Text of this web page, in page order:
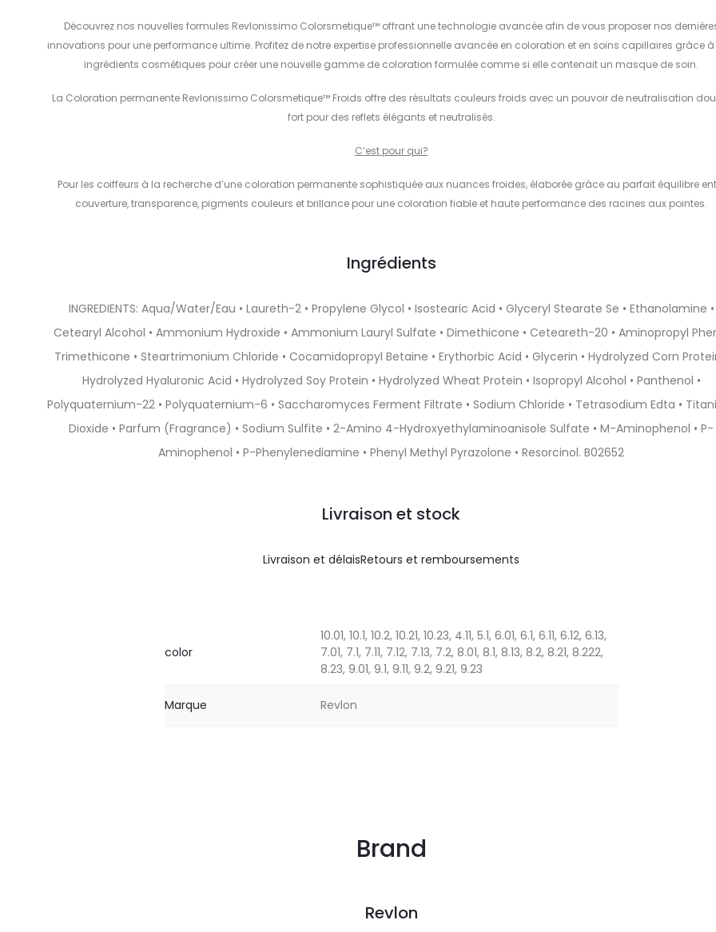
Découvrez nos nouvelles formules Revlonissimo Colorsmetique™ offrant une technologie avancée afin de vous proposer nos
innovations pour une performance ultime. Profitez de notre expertise professionnelle avancée en coloration et en soins capillaires grâce
ingrédients cosmétiques pour créer une nouvelle gamme de coloration formulée comme si elle contenait un masque de soin.
La Coloration permanente Revlonissimo Colorsmetique™ Froids offre des résultats couleurs froids avec un pouvoir de neutralisation
fort pour des reflets élégants et neutralisés.
C’est pour qui?
Pour les coiffeurs à la recherche d’une coloration permanente sophistiquée aux nuances froides, élaborée grâce au parfait équilibre
couverture, transparence, pigments couleurs et brillance pour une coloration fiable et haute performance des racines aux pointes.
Ingrédients
INGREDIENTS: Aqua/Water/Eau • Laureth-2 • Propylene Glycol • Isostearic Acid • Glyceryl Stearate Se • Ethanolamine •
Cetearyl Alcohol • Ammonium Hydroxide • Ammonium Lauryl Sulfate • Dimethicone • Ceteareth-20 • Aminopropyl
Trimethicone • Steartrimonium Chloride • Cocamidopropyl Betaine • Erythorbic Acid • Glycerin • Hydrolyzed Corn
Hydrolyzed Hyaluronic Acid • Hydrolyzed Soy Protein • Hydrolyzed Wheat Protein • Isopropyl Alcohol • Panthenol •
Polyquaternium-22 • Polyquaternium-6 • Saccharomyces Ferment Filtrate • Sodium Chloride • Tetrasodium Edta •
Dioxide • Parfum (Fragrance) • Sodium Sulfite • 2-Amino 4-Hydroxyethylaminoanisole Sulfate • M-Aminophenol • P-
Aminophenol • P-Phenylenediamine • Phenyl Methyl Pyrazolone • Resorcinol. B02652
Livraison et stock
Livraison et délaisRetours et remboursements
color
10.01, 10.1, 10.2, 10.21, 10.23, 4.11, 5.1, 6.01, 6.1, 6.11, 6.12, 6.13,
7.01, 7.1, 7.11, 7.12, 7.13, 7.2, 8.01, 8.1, 8.13, 8.2, 8.21, 8.222,
8.23, 9.01, 9.1, 9.11, 9.2, 9.21, 9.23
Marque Revlon
Brand
Revlon